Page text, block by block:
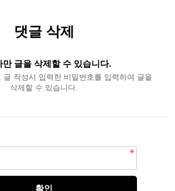
댓글 삭제
만 글을 삭제할 수 있습니다.
글 작성시 입력한 비밀번호를 입력하여 글을
삭제할 수 있습니다.